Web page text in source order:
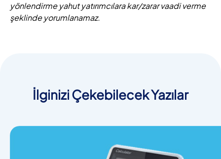
yönlendirme yahut yatırımcılara kar/zarar vaadi verme
şeklinde yorumlanamaz.
İlginizi Çekebilecek Yazılar